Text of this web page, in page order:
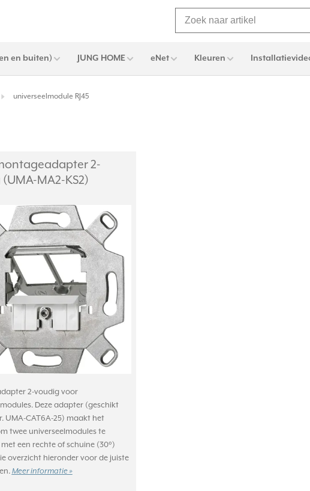
en buiten) JUNG HOME eNet Kleuren
universeelmodule RJ45
2-
MA2-KS2)
2-voudig voor
Deze adapter (geschikt
UMA-CAT6A-25) maakt het
twee universeelmodules te
een rechte of schuine (30°)
overzicht hieronder voor de juiste
Meer informatie »